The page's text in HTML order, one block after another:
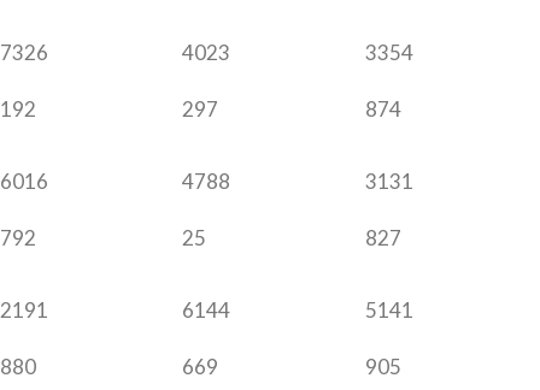
7326
192
4023
297
3354
874
6016
792
4788
25
3131
827
2191
880
6144
669
5141
905